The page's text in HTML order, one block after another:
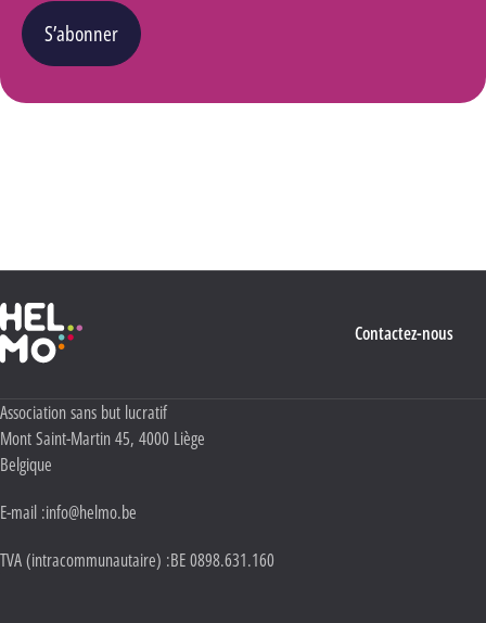
S’abonner
Haute École Libre Mosane
Contactez-nous
Adresse :
Association sans but lucratif
Mont Saint-Martin 45, 4000 Liège
Belgique
E-mail :info@helmo.be
TVA (intracommunautaire) :BE 0898.631.160